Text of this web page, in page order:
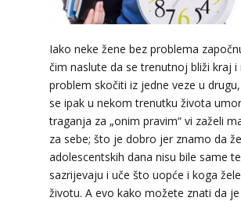
Iako neke žene bez problema
čim naslute da se trenutnoj bliži kraj i
problem skočiti iz jedne veze u
se ipak u nekom trenutku života
traganja za „onim pravim“ vi zaželi
za sebe; što je dobro jer znamo da
adolescentskih dana nisu bile same
sazrijevaju i uče što uopće i koga
životu. A evo kako možete znati da